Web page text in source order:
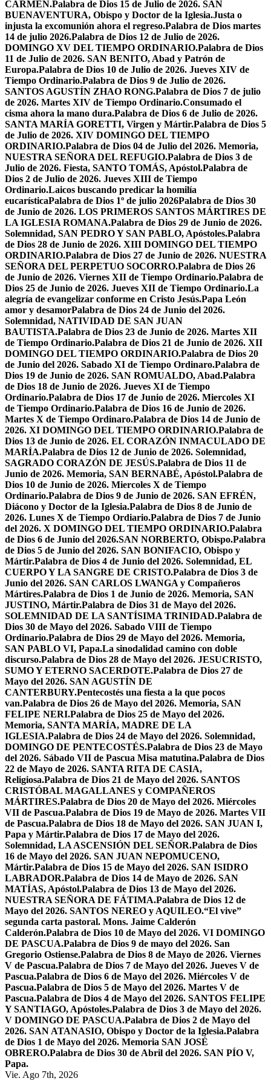
CARMEN.Palabra de Dios 15 de Julio de 2026. SAN
BUENAVENTURA, Obispo y Doctor de la Iglesia.Justa o
injusta la excomunión ahora el regreso.Palabra de Dios martes
14 de julio 2026.Palabra de Dios 12 de Julio de 2026.
DOMINGO XV DEL TIEMPO ORDINARIO.Palabra de Dios
11 de Julio de 2026. SAN BENITO, Abad y Patrón de
Europa.Palabra de Dios 10 de Julio de 2026. Jueves XIV de
Tiempo Ordinario.Palabra de Dios 9 de Julio de 2026.
SANTOS AGUSTÍN ZHAO RONG.Palabra de Dios 7 de julio
de 2026. Martes XIV de Tiempo Ordinario.Consumado el
cisma ahora la mano dura.Palabra de Dios 6 de Julio de 2026.
SANTA MARÍA GORETTI, Virgen y Mártir.Palabra de Dios 5
de Julio de 2026. XIV DOMINGO DEL TIEMPO
ORDINARIO.Palabra de Dios 04 de Julio del 2026. Memoria,
NUESTRA SEÑORA DEL REFUGIO.Palabra de Dios 3 de
Julio de 2026. Fiesta, SANTO TOMÁS, Apóstol.Palabra de
Dios 2 de Julio de 2026. Jueves XIII de Tiempo
Ordinario.Laicos buscando predicar la homilía
eucarísticaPalabra de Dios 1º de julio 2026Palabra de Dios 30
de Junio de 2026. LOS PRIMEROS SANTOS MÁRTIRES DE
LA IGLESIA ROMANA.Palabra de Dios 29 de Junio de 2026.
Solemnidad, SAN PEDRO Y SAN PABLO, Apóstoles.Palabra
de Dios 28 de Junio de 2026. XIII DOMINGO DEL TIEMPO
ORDINARIO.Palabra de Dios 27 de Junio de 2026. NUESTRA
SEÑORA DEL PERPETUO SOCORRO.Palabra de Dios 26
de Junio de 2026. Viernes XII de Tiempo Ordinario.Palabra de
Dios 25 de Junio de 2026. Jueves XII de Tiempo Ordinario.La
alegría de evangelizar conforme en Cristo Jesús.Papa León
amor y desamorPalabra de Dios 24 de Junio del 2026.
Solemnidad, NATIVIDAD DE SAN JUAN
BAUTISTA.Palabra de Dios 23 de Junio de 2026. Martes XII
de Tiempo Ordinario.Palabra de Dios 21 de Junio de 2026. XII
DOMINGO DEL TIEMPO ORDINARIO.Palabra de Dios 20
de Junio del 2026. Sabado XI de Tiempo Ordinaro.Palabra de
Dios 19 de Junio de 2026. SAN ROMUALDO, Abad.Palabra
de Dios 18 de Junio de 2026. Jueves XI de Tiempo
Ordinario.Palabra de Dios 17 de Junio de 2026. Miercoles XI
de Tiempo Ordinario.Palabra de Dios 16 de Junio de 2026.
Martes X de Tiempo Ordinaro.Palabra de Dios 14 de Junio de
2026. XI DOMINGO DEL TIEMPO ORDINARIO.Palabra de
Dios 13 de Junio de 2026. EL CORAZÓN INMACULADO DE
MARÍA.Palabra de Dios 12 de Junio de 2026. Solemnidad,
SAGRADO CORAZÓN DE JESÚS.Palabra de Dios 11 de
Junio de 2026. Memoria, SAN BERNABÉ, Apóstol.Palabra de
Dios 10 de Junio de 2026. Miercoles X de Tiempo
Ordinario.Palabra de Dios 9 de Junio de 2026. SAN EFRÉN,
Diácono y Doctor de la Iglesia.Palabra de Dios 8 de Junio de
2026. Lunes X de Tiempo Ordiario.Palabra de Dios 7 de Junio
del 2026. X DOMINGO DEL TIEMPO ORDINARIO.Palabra
de Dios 6 de Junio del 2026.SAN NORBERTO, Obispo.Palabra
de Dios 5 de Junio del 2026. SAN BONIFACIO, Obispo y
Mártir.Palabra de Dios 4 de Junio del 2026. Solemnidad, EL
CUERPO Y LA SANGRE DE CRISTO.Palabra de Dios 3 de
Junio del 2026. SAN CARLOS LWANGA y Compañeros
Mártires.Palabra de Dios 1 de Junio de 2026. Memoria, SAN
JUSTINO, Mártir.Palabra de Dios 31 de Mayo del 2026.
SOLEMNIDAD DE LA SANTÍSIMA TRINIDAD.Palabra de
Dios 30 de Mayo del 2026. Sabado VIII de Tiempo
Ordinario.Palabra de Dios 29 de Mayo del 2026. Memoria,
SAN PABLO VI, Papa.La sinodalidad camino con doble
discurso.Palabra de Dios 28 de Mayo del 2026. JESUCRISTO,
SUMO Y ETERNO SACERDOTE.Palabra de Dios 27 de
Mayo del 2026. SAN AGUSTÍN DE
CANTERBURY.Pentecostés una fiesta a la que pocos
van.Palabra de Dios 26 de Mayo del 2026. Memoria, SAN
FELIPE NERI.Palabra de Dios 25 de Mayo del 2026.
Memoria, SANTA MARÍA, MADRE DE LA
IGLESIA.Palabra de Dios 24 de Mayo del 2026. Solemnidad,
DOMINGO DE PENTECOSTÉS.Palabra de Dios 23 de Mayo
del 2026. Sábado VII de Pascua Misa matutina.Palabra de Dios
22 de Mayo de 2026. SANTA RITA DE CASIA,
Religiosa.Palabra de Dios 21 de Mayo del 2026. SANTOS
CRISTÓBAL MAGALLANES y COMPAÑEROS
MÁRTIRES.Palabra de Dios 20 de Mayo del 2026. Miércoles
VII de Pascua.Palabra de Dios 19 de Mayo de 2026. Martes VII
de Pascua.Palabra de Dios 18 de Mayo del 2026. SAN JUAN I,
Papa y Mártir.Palabra de Dios 17 de Mayo del 2026.
Solemnidad, LA ASCENSIÓN DEL SEÑOR.Palabra de Dios
16 de Mayo del 2026. SAN JUAN NEPOMUCENO,
Mártir.Palabra de Dios 15 de Mayo del 2026. SAN ISIDRO
LABRADOR.Palabra de Dios 14 de Mayo de 2026. SAN
MATÍAS, Apóstol.Palabra de Dios 13 de Mayo del 2026.
NUESTRA SEÑORA DE FÁTIMA.Palabra de Dios 12 de
Mayo del 2026. SANTOS NEREO y AQUILEO.“El vive”
segunda carta pastoral. Mons. Jaime Calderón
Calderón.Palabra de Dios 10 de Mayo del 2026. VI DOMINGO
DE PASCUA.Palabra de Dios 9 de mayo del 2026. San
Gregorio Ostiense.Palabra de Dios 8 de Mayo de 2026. Viernes
V de Pascua.Palabra de Dios 7 de Mayo del 2026. Jueves V de
Pascua.Palabra de Dios 6 de Mayo del 2026. Miércoles V de
Pascua.Palabra de Dios 5 de Mayo del 2026. Martes V de
Pascua.Palabra de Dios 4 de Mayo del 2026. SANTOS FELIPE
Y SANTIAGO, Apóstoles.Palabra de Dios 3 de Mayo del 2026.
V DOMINGO DE PASCUA.Palabra de Dios 2 de Mayo del
2026. SAN ATANASIO, Obispo y Doctor de la Iglesia.Palabra
de Dios 1 de Mayo del 2026. Memoria SAN JOSÉ
OBRERO.Palabra de Dios 30 de Abril del 2026. SAN PÍO V,
Papa.
Vie. Ago 7th, 2026